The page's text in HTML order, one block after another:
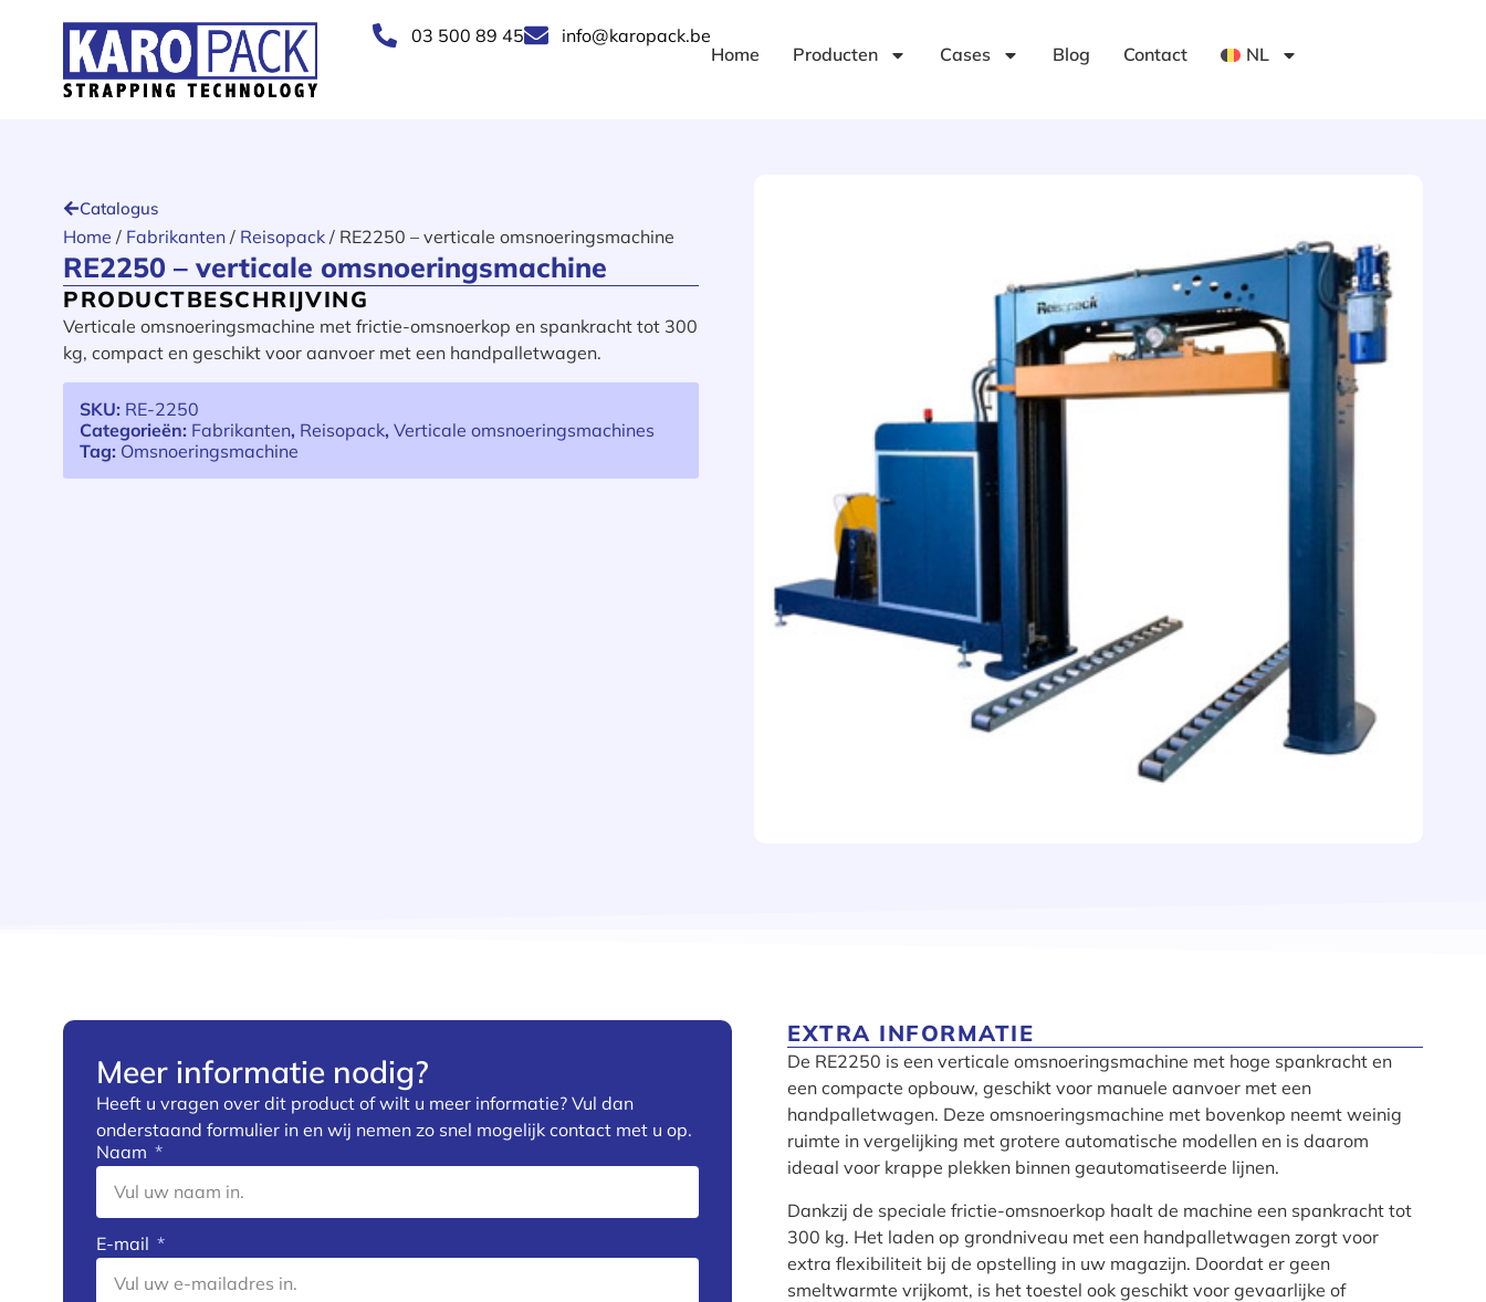
03 500 89 45
info@karopack.be
Home
Producten Cases Blog Contact NL
Catalogus
Home / Fabrikanten / Reisopack / RE2250 – verticale omsnoeringsmachine
RE2250 – verticale omsnoeringsmachine
PRODUCTBESCHRIJVING
Verticale omsnoeringsmachine met frictie-omsnoerkop en spankracht tot 300
kg, compact en geschikt voor aanvoer met een handpalletwagen.
SKU: RE-2250
Categorieën: Fabrikanten, Reisopack, Verticale omsnoeringsmachines
Tag: Omsnoeringsmachine
Meer informatie nodig?
Heeft u vragen over dit product of wilt u meer informatie? Vul dan
onderstaand formulier in en wij nemen zo snel mogelijk contact met u op.
Naam
E-mail
EXTRA INFORMATIE
De RE2250 is een verticale omsnoeringsmachine met hoge spankracht en
een compacte opbouw, geschikt voor manuele aanvoer met een
handpalletwagen. Deze omsnoeringsmachine met bovenkop neemt weinig
ruimte in vergelijking met grotere automatische modellen en is daarom
ideaal voor krappe plekken binnen geautomatiseerde lijnen.
Dankzij de speciale frictie-omsnoerkop haalt de machine een spankracht tot
300 kg. Het laden op grondniveau met een handpalletwagen zorgt voor
extra flexibiliteit bij de opstelling in uw magazijn. Doordat er geen
smeltwarmte vrijkomt, is het toestel ook geschikt voor gevaarlijke of